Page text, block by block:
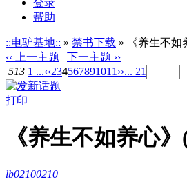
登录
帮助
::电驴基地:: » 禁书下载 » 《养生不如
‹‹ 上一主题 | 下一主题 ››
513 1 ...‹‹234567891011 ››... 21
打印
《养生不如养心
lb02100210